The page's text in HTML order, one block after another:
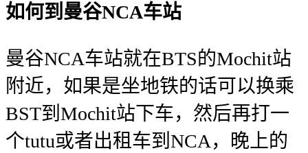
如何到曼谷NCA车站
曼谷NCA车站就在BTS的Mochit站
附近，如果是坐地铁的话可以换乘
BST到Mochit站下车，然后再打一
个tutu或者出租车到NCA，晚上的